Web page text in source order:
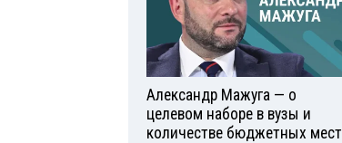
Александр Мажуга — о
целевом наборе в вузы и
количестве бюджетных